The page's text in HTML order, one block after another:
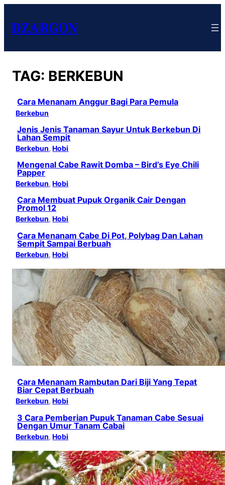
DZARGON
TAG: BERKEBUN
Cara Menanam Anggur Bagi Para Pemula
Berkebun
Jenis Jenis Tanaman Sayur Untuk Berkebun Di
Lahan Sempit
Berkebun, Hobi
Mengenal Cabe Rawit Domba – Bird’s Eye Chili
Papper
Berkebun, Hobi
Cara Membuat Pupuk Organik Cair Dengan
Promol 12
Berkebun, Hobi
Cara Menanam Cabe Di Pot, Polybag Dan Lahan
Sempit Sampai Berbuah
Berkebun, Hobi
Cara Menanam Rambutan Dari Biji Yang Tepat
Biar Cepat Berbuah
Berkebun, Hobi
3 Cara Pemberian Pupuk Tanaman Cabe Sesuai
Dengan Umur Tanam Cabai
Berkebun, Hobi